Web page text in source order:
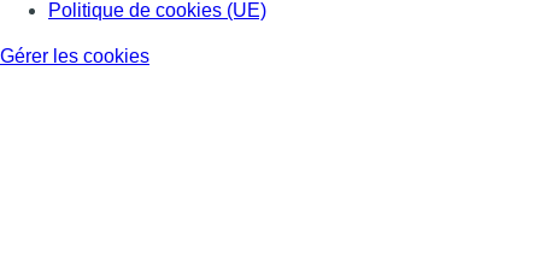
Politique de cookies (UE)
Gérer les cookies